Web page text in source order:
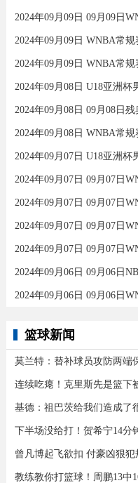
篮球新闻
莫兰特：替补球员攻防两端
连续吃瘪！克里斯先是篮下
基德：祖巴茨给我们造成了
下半场没给打！贺希宁14分
曾凡博起飞欲扣 付豪凶狠